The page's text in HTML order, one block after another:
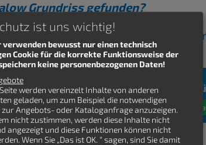
Grundriss gefunden?
Bungalow Grundrisse von
ist uns wichtig!
bewusst nur einen technisch
Cookie für die korrekte Funktionsweise der
keine personenbezogenen Daten!
werden vereinzelt Inhalte von anderen
geladen, um zum Beispiel die notwendigen
Angebots- oder Kataloganfrage anzuzeigen.
nicht zustimmen, werden diese Inhalte nicht
angezeigt und diese Funktionen können nicht
Wenn Sie „Das ist OK. “ sagen, sind Sie damit